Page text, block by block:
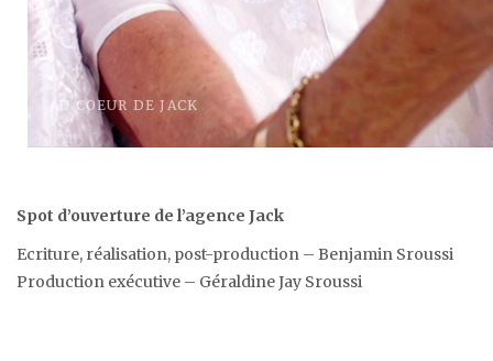
AU COEUR DE JACK
Spot d’ouverture de l’agence Jack
Ecriture, réalisation, post-production – Benjamin Sroussi
Production exécutive – Géraldine Jay Sroussi